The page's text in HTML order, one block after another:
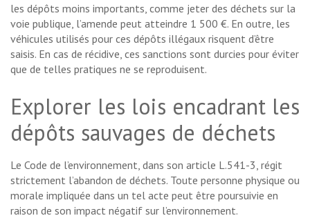
les dépôts moins importants, comme jeter des déchets sur la
voie publique, l’amende peut atteindre 1 500 €. En outre, les
véhicules utilisés pour ces dépôts illégaux risquent d’être
saisis. En cas de récidive, ces sanctions sont durcies pour éviter
que de telles pratiques ne se reproduisent.
Explorer les lois encadrant les
dépôts sauvages de déchets
Le Code de l’environnement, dans son article L.541-3, régit
strictement l’abandon de déchets. Toute personne physique ou
morale impliquée dans un tel acte peut être poursuivie en
raison de son impact négatif sur l’environnement.